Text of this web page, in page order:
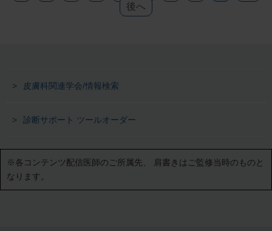
後へ
皮膚科関連学会/情報検索
診断サポート ツールオーダー
※各コンテンツ配信医師のご所属先、
肩書きはご監修当時のものと
なります。